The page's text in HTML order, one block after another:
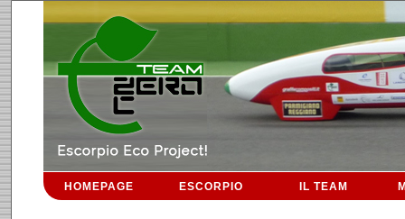
HOMEPAGE ESCORPIO IL TEAM